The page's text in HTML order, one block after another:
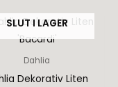
SLUT I LAGER
Dahlia
Dekorativ Liten